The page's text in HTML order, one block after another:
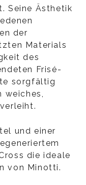
Seine Ästhetik
der
Materials
des
Frisé-
sorgfältig
weiches,
und einer
die ideale
von Minotti.